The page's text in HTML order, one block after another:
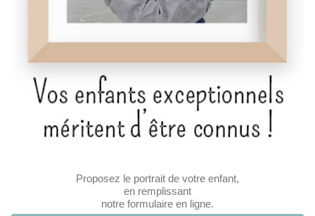
Proposez le portrait de votre enfant,
en remplissant
notre formulaire en ligne.